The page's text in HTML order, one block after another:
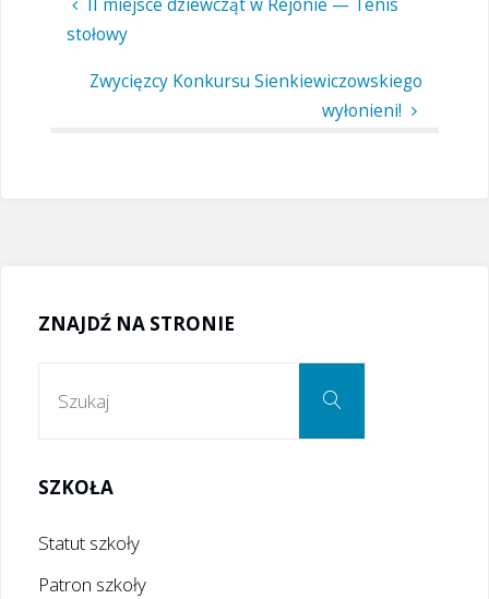
II miejsce dziewcząt w Rejonie — Tenis
stołowy
Zwycięzcy Konkursu Sienkiewiczowskiego
wyłonieni!
ZNAJDŹ NA STRONIE
Szukaj
SZKOŁA
Statut szkoły
Patron szkoły